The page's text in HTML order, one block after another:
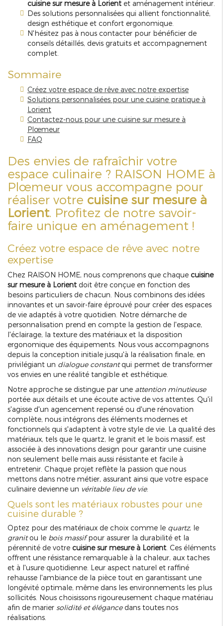
cuisine sur mesure à Lorient et aménagement intérieur.
Des solutions personnalisées qui allient fonctionnalité,
design esthétique et confort ergonomique.
N'hésitez pas à nous contacter pour bénéficier de
conseils détaillés, devis gratuits et accompagnement
complet.
Sommaire
Créez votre espace de rêve avec notre expertise
Solutions personnalisées pour une cuisine pratique à
Lorient
Contactez-nous pour une cuisine sur mesure à
Plœmeur
FAQ
Des envies de rafraîchir votre
espace culinaire ? RAISON HOME à
Plœmeur vous accompagne pour
réaliser votre cuisine sur mesure à
Lorient. Profitez de notre savoir-
faire unique en aménagement !
Créez votre espace de rêve avec notre
expertise
Chez RAISON HOME, nous comprenons que chaque cuisine
sur mesure à Lorient doit être conçue en fonction des
besoins particuliers de chacun. Nous combinons des idées
innovantes et un savoir-faire éprouvé pour créer des espaces
de vie adaptés à votre quotidien. Notre démarche de
personnalisation prend en compte la gestion de l'espace,
l'éclairage, la texture des matériaux et la disposition
ergonomique des équipements. Nous vous accompagnons
depuis la conception initiale jusqu'à la réalisation finale, en
privilégiant un dialogue constantqui permet de transformer
vos envies en une réalité tangible et esthétique.
Notre approche se distingue par une attention minutieuse
portée aux détails et une écoute active de vos attentes. Qu'il
s'agisse d'un agencement repensé ou d'une rénovation
complète, nous intégrons des éléments modernes et
fonctionnels qui s'adaptent à votre style de vie. La qualité des
matériaux, tels que le quartz, le granit et le bois massif, est
associée à des innovations design pour garantir une cuisine
non seulement belle mais aussi résistante et facile à
entretenir. Chaque projet reflète la passion que nous
mettons dans notre métier, assurant ainsi que votre espace
culinaire devienne un véritable lieu de vie.
Quels sont les matériaux robustes pour une
cuisine durable ?
Optez pour des matériaux de choix comme le quartz, le
granitou le bois massifpour assurer la durabilité et la
pérennité de votre cuisine sur mesure à Lorient . Ces éléments
offrent une résistance remarquable à la chaleur, aux taches
et à l'usure quotidienne. Leur aspect naturel et raffiné
rehausse l'ambiance de la pièce tout en garantissant une
longévité optimale, même dans les environnements les plus
sollicités. Nous choisissons rigoureusement chaque matériau
afin de marier solidité et élégancedans toutes nos
réalisations.